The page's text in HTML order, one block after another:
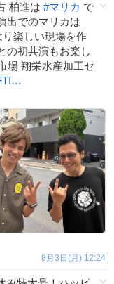
柏進は #マリカ で
出でのマリカは
り楽しい現場を作
の初共演もお楽し
場 翔栄水産加工セ
8月3日(月) 12:24